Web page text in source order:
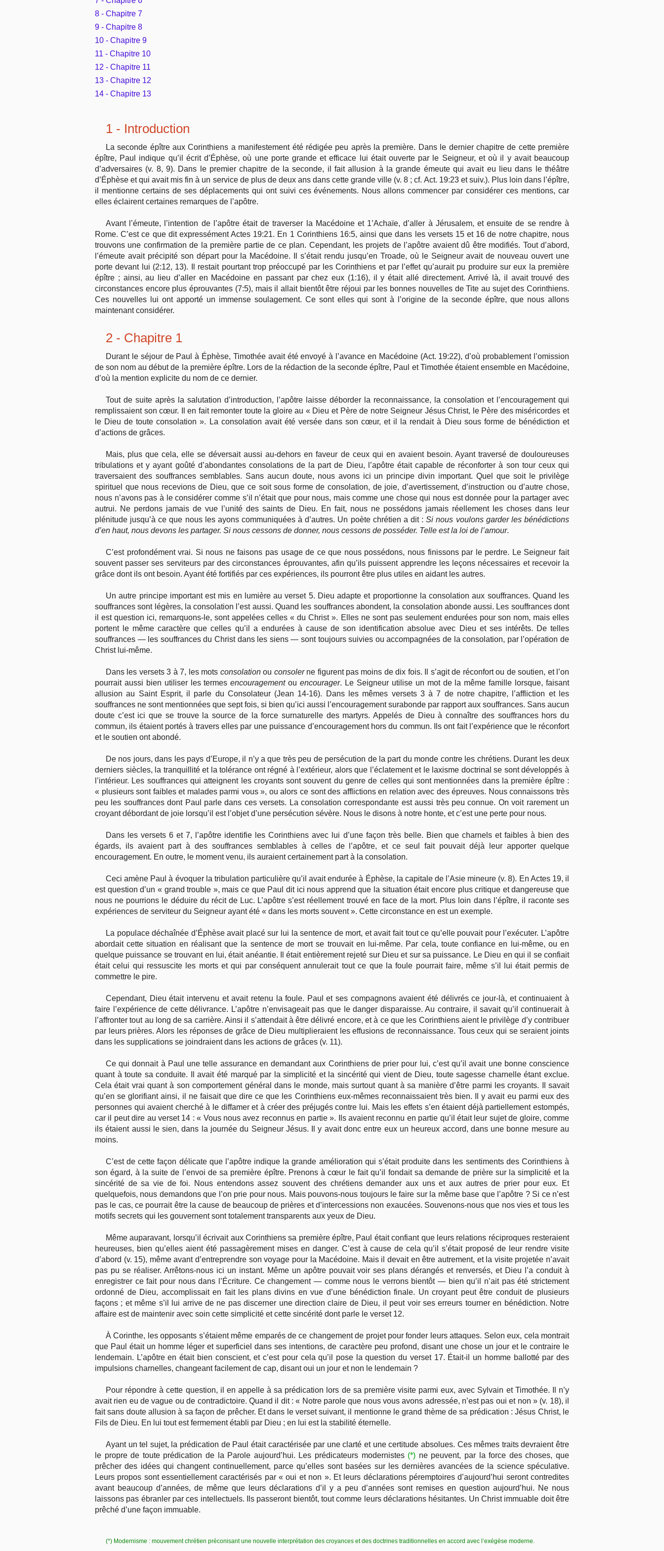
8 - Chapitre 7
9 - Chapitre 8
10 - Chapitre 9
11 - Chapitre 10
12 - Chapitre 11
13 - Chapitre 12
14 - Chapitre 13
1 - Introduction
La seconde épître aux Corinthiens a manifestement été rédigée peu après la première. Dans le dernier chapitre de cette première
épître, Paul indique qu’il écrit d’Éphèse, où une porte grande et efficace lui était ouverte par le Seigneur, et où il y avait beaucoup
d’adversaires (v. 8, 9). Dans le premier chapitre de la seconde, il fait allusion à la grande émeute qui avait eu lieu dans le théâtre
d’Éphèse et qui avait mis fin à un service de plus de deux ans dans cette grande ville (v. 8 ; cf. Act. 19:23 et suiv.). Plus loin dans l’épître,
il mentionne certains de ses déplacements qui ont suivi ces événements. Nous allons commencer par considérer ces mentions, car
elles éclairent certaines remarques de l’apôtre.
Avant l’émeute, l’intention de l’apôtre était de traverser la Macédoine et 1’Achaïe, d’aller à Jérusalem, et ensuite de se rendre à
Rome. C’est ce que dit expressément Actes 19:21. En 1 Corinthiens 16:5, ainsi que dans les versets 15 et 16 de notre chapitre, nous
trouvons une confirmation de la première partie de ce plan. Cependant, les projets de l’apôtre avaient dû être modifiés. Tout d’abord,
l’émeute avait précipité son départ pour la Macédoine. Il s’était rendu jusqu’en Troade, où le Seigneur avait de nouveau ouvert une
porte devant lui (2:12, 13). Il restait pourtant trop préoccupé par les Corinthiens et par l’effet qu’aurait pu produire sur eux la première
épître ; ainsi, au lieu d’aller en Macédoine en passant par chez eux (1:16), il y était allé directement. Arrivé là, il avait trouvé des
circonstances encore plus éprouvantes (7:5), mais il allait bientôt être réjoui par les bonnes nouvelles de Tite au sujet des Corinthiens.
Ces nouvelles lui ont apporté un immense soulagement. Ce sont elles qui sont à l’origine de la seconde épître, que nous allons
maintenant considérer.
2 - Chapitre 1
Durant le séjour de Paul à Éphèse, Timothée avait été envoyé à l’avance en Macédoine (Act. 19:22), d’où probablement l’omission
de son nom au début de la première épître. Lors de la rédaction de la seconde épître, Paul et Timothée étaient ensemble en Macédoine,
d’où la mention explicite du nom de ce dernier.
Tout de suite après la salutation d’introduction, l’apôtre laisse déborder la reconnaissance, la consolation et l’encouragement qui
remplissaient son cœur. Il en fait remonter toute la gloire au « Dieu et Père de notre Seigneur Jésus Christ, le Père des miséricordes et
le Dieu de toute consolation ». La consolation avait été versée dans son cœur, et il la rendait à Dieu sous forme de bénédiction et
d’actions de grâces.
Mais, plus que cela, elle se déversait aussi au-dehors en faveur de ceux qui en avaient besoin. Ayant traversé de douloureuses
tribulations et y ayant goûté d’abondantes consolations de la part de Dieu, l’apôtre était capable de réconforter à son tour ceux qui
traversaient des souffrances semblables. Sans aucun doute, nous avons ici un principe divin important. Quel que soit le privilège
spirituel que nous recevions de Dieu, que ce soit sous forme de consolation, de joie, d’avertissement, d’instruction ou d’autre chose,
nous n’avons pas à le considérer comme s’il n’était que pour nous, mais comme une chose qui nous est donnée pour la partager avec
autrui. Ne perdons jamais de vue l’unité des saints de Dieu. En fait, nous ne possédons jamais réellement les choses dans leur
plénitude jusqu’à ce que nous les ayons communiquées à d’autres. Un poète chrétien a dit :Si nous voulons garder les bénédictions
d’en haut, nous devons les partager. Si nous cessons de donner, nous cessons de posséder. Telle est la loi de l’amour.
C’est profondément vrai. Si nous ne faisons pas usage de ce que nous possédons, nous finissons par le perdre. Le Seigneur fait
souvent passer ses serviteurs par des circonstances éprouvantes, afin qu’ils puissent apprendre les leçons nécessaires et recevoir la
grâce dont ils ont besoin. Ayant été fortifiés par ces expériences, ils pourront être plus utiles en aidant les autres.
Un autre principe important est mis en lumière au verset 5. Dieu adapte et proportionne la consolation aux souffrances. Quand les
souffrances sont légères, la consolation l’est aussi. Quand les souffrances abondent, la consolation abonde aussi. Les souffrances dont
il est question ici, remarquons-le, sont appelées celles « du Christ ». Elles ne sont pas seulement endurées pour son nom, mais elles
portent le même caractère que celles qu’il a endurées à cause de son identification absolue avec Dieu et ses intérêts. De telles
souffrances — les souffrances du Christ dans les siens — sont toujours suivies ou accompagnées de la consolation, par l’opération de
Christ lui-même.
Dans les versets 3 à 7, les mots consolationou consolerne figurent pas moins de dix fois. Il s’agit de réconfort ou de soutien, et l’on
pourrait aussi bien utiliser les termesencouragementouencourager. Le Seigneur utilise un mot de la même famille lorsque, faisant
allusion au Saint Esprit, il parle du Consolateur (Jean 14-16). Dans les mêmes versets 3 à 7 de notre chapitre, l’affliction et les
souffrances ne sont mentionnées que sept fois, si bien qu’ici aussi l’encouragement surabonde par rapport aux souffrances. Sans aucun
doute c’est ici que se trouve la source de la force surnaturelle des martyrs. Appelés de Dieu à connaître des souffrances hors du
commun, ils étaient portés à travers elles par une puissance d’encouragement hors du commun. Ils ont fait l’expérience que le réconfort
et le soutien ont abondé.
De nos jours, dans les pays d’Europe, il n’y a que très peu de persécution de la part du monde contre les chrétiens. Durant les deux
derniers siècles, la tranquillité et la tolérance ont régné à l’extérieur, alors que l’éclatement et le laxisme doctrinal se sont développés à
l’intérieur. Les souffrances qui atteignent les croyants sont souvent du genre de celles qui sont mentionnées dans la première épître :
« plusieurs sont faibles et malades parmi vous », ou alors ce sont des afflictions en relation avec des épreuves. Nous connaissons très
peu les souffrances dont Paul parle dans ces versets. La consolation correspondante est aussi très peu connue. On voit rarement un
croyant débordant de joie lorsqu’il est l’objet d’une persécution sévère. Nous le disons à notre honte, et c’est une perte pour nous.
Dans les versets 6 et 7, l’apôtre identifie les Corinthiens avec lui d’une façon très belle. Bien que charnels et faibles à bien des
égards, ils avaient part à des souffrances semblables à celles de l’apôtre, et ce seul fait pouvait déjà leur apporter quelque
encouragement. En outre, le moment venu, ils auraient certainement part à la consolation.
Ceci amène Paul à évoquer la tribulation particulière qu’il avait endurée à Éphèse, la capitale de l’Asie mineure (v. 8). En Actes 19, il
est question d’un « grand trouble », mais ce que Paul dit ici nous apprend que la situation était encore plus critique et dangereuse que
nous ne pourrions le déduire du récit de Luc. L’apôtre s’est réellement trouvé en face de la mort. Plus loin dans l’épître, il raconte ses
expériences de serviteur du Seigneur ayant été « dans les morts souvent ». Cette circonstance en est un exemple.
La populace déchaînée d’Éphèse avait placé sur lui la sentence de mort, et avait fait tout ce qu’elle pouvait pour l’exécuter. L’apôtre
abordait cette situation en réalisant que la sentence de mort se trouvait en lui-même. Par cela, toute confiance en lui-même, ou en
quelque puissance se trouvant en lui, était anéantie. Il était entièrement rejeté sur Dieu et sur sa puissance. Le Dieu en qui il se confiait
était celui qui ressuscite les morts et qui par conséquent annulerait tout ce que la foule pourrait faire, même s’il lui était permis de
commettre le pire.
Cependant, Dieu était intervenu et avait retenu la foule. Paul et ses compagnons avaient été délivrés ce jour-là, et continuaient à
faire l’expérience de cette délivrance. L’apôtre n’envisageait pas que le danger disparaisse. Au contraire, il savait qu’il continuerait à
l’affronter tout au long de sa carrière. Ainsi il s’attendait à être délivré encore, et à ce que les Corinthiens aient le privilège d’y contribuer
par leurs prières. Alors les réponses de grâce de Dieu multiplieraient les effusions de reconnaissance. Tous ceux qui se seraient joints
dans les supplications se joindraient dans les actions de grâces (v. 11).
Ce qui donnait à Paul une telle assurance en demandant aux Corinthiens de prier pour lui, c’est qu’il avait une bonne conscience
quant à toute sa conduite. Il avait été marqué par la simplicité et la sincérité qui vient de Dieu, toute sagesse charnelle étant exclue.
Cela était vrai quant à son comportement général dans le monde, mais surtout quant à sa manière d’être parmi les croyants. Il savait
qu’en se glorifiant ainsi, il ne faisait que dire ce que les Corinthiens eux-mêmes reconnaissaient très bien. Il y avait eu parmi eux des
personnes qui avaient cherché à le diffamer et à créer des préjugés contre lui. Mais les effets s’en étaient déjà partiellement estompés,
car il peut dire au verset 14 : « Vous nous avez reconnus en partie ». Ils avaient reconnu en partie qu’il était leur sujet de gloire, comme
ils étaient aussi le sien, dans la journée du Seigneur Jésus. Il y avait donc entre eux un heureux accord, dans une bonne mesure au
moins.
C’est de cette façon délicate que l’apôtre indique la grande amélioration qui s’était produite dans les sentiments des Corinthiens à
son égard, à la suite de l’envoi de sa première épître. Prenons à cœur le fait qu’il fondait sa demande de prière sur la simplicité et la
sincérité de sa vie de foi. Nous entendons assez souvent des chrétiens demander aux uns et aux autres de prier pour eux. Et
quelquefois, nous demandons que l’on prie pour nous. Mais pouvons-nous toujours le faire sur la même base que l’apôtre ? Si ce n’est
pas le cas, ce pourrait être la cause de beaucoup de prières et d’intercessions non exaucées. Souvenons-nous que nos vies et tous les
motifs secrets qui les gouvernent sont totalement transparents aux yeux de Dieu.
Même auparavant, lorsqu’il écrivait aux Corinthiens sa première épître, Paul était confiant que leurs relations réciproques resteraient
heureuses, bien qu’elles aient été passagèrement mises en danger. C’est à cause de cela qu’il s’était proposé de leur rendre visite
d’abord (v. 15), même avant d’entreprendre son voyage pour la Macédoine. Mais il devait en être autrement, et la visite projetée n’avait
pas pu se réaliser. Arrêtons-nous ici un instant. Même un apôtre pouvait voir ses plans dérangés et renversés, et Dieu l’a conduit à
enregistrer ce fait pour nous dans l’Écriture. Ce changement — comme nous le verrons bientôt — bien qu’il n’ait pas été strictement
ordonné de Dieu, accomplissait en fait les plans divins en vue d’une bénédiction finale. Un croyant peut être conduit de plusieurs
façons ; et même s’il lui arrive de ne pas discerner une direction claire de Dieu, il peut voir ses erreurs tourner en bénédiction. Notre
affaire est de maintenir avec soin cette simplicité et cette sincérité dont parle le verset 12.
À Corinthe, les opposants s’étaient même emparés de ce changement de projet pour fonder leurs attaques. Selon eux, cela montrait
que Paul était un homme léger et superficiel dans ses intentions, de caractère peu profond, disant une chose un jour et le contraire le
lendemain. L’apôtre en était bien conscient, et c’est pour cela qu’il pose la question du verset 17. Était-il un homme ballotté par des
impulsions charnelles, changeant facilement de cap, disant oui un jour et non le lendemain ?
Pour répondre à cette question, il en appelle à sa prédication lors de sa première visite parmi eux, avec Sylvain et Timothée. Il n’y
avait rien eu de vague ou de contradictoire. Quand il dit : « Notre parole que nous vous avons adressée, n’est pas oui et non » (v. 18), il
fait sans doute allusion à sa façon de prêcher. Et dans le verset suivant, il mentionne le grand thème de sa prédication : Jésus Christ, le
Fils de Dieu. En lui tout est fermement établi par Dieu ; en lui est la stabilité éternelle.
Ayant un tel sujet, la prédication de Paul était caractérisée par une clarté et une certitude absolues. Ces mêmes traits devraient être
le propre de toute prédication de la Parole aujourd’hui. Les prédicateurs modernistes (*) ne peuvent, par la force des choses, que
prêcher des idées qui changent continuellement, parce qu’elles sont basées sur les dernières avancées de la science spéculative.
Leurs propos sont essentiellement caractérisés par « oui et non ». Et leurs déclarations péremptoires d’aujourd’hui seront contredites
avant beaucoup d’années, de même que leurs déclarations d’il y a peu d’années sont remises en question aujourd’hui. Ne nous
laissons pas ébranler par ces intellectuels. Ils passeront bientôt, tout comme leurs déclarations hésitantes. Un Christ immuable doit être
prêché d’une façon immuable.
(*) Modernisme : mouvement chrétien préconisant une nouvelle interprétation des croyances et des doctrines traditionnelles en accord avec l’exégèse moderne.